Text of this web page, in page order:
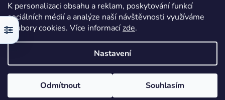
K personalizaci obsahu a reklam, poskytování funkcí
sociálních médií a analýze naší návštěvnosti využíváme
soubory cookies. Více informacízde.
Nastavení
Odmítnout Souhlasím
E-mail:info@founarna.cz
Telefon: 721 485 258
© Founárna. Všechna práva vyhrazena.
Vytvořil Shoptet
Copyright 2026Founárna
. Všechna práva vyhrazena.
Filtr